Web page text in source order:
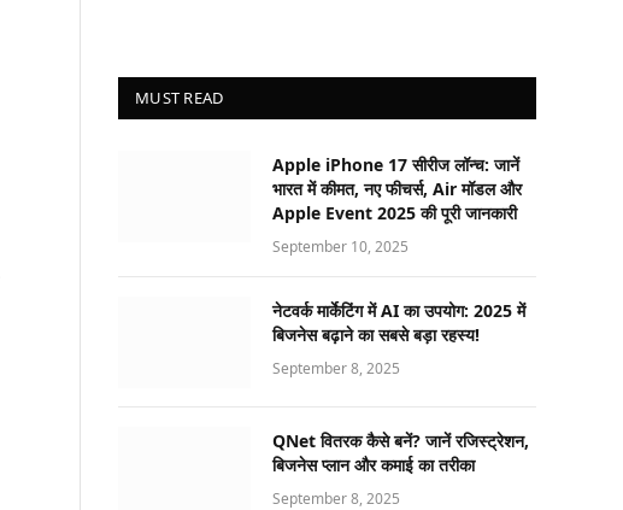
MUST READ
Apple iPhone 17 सीरीज लॉन्च: जानें
भारत में कीमत, नए फीचर्स, Air मॉडल और
Apple Event 2025 की पूरी जानकारी
September 10, 2025
नेटवर्क मार्केटिंग में AI का उपयोग: 2025 में
बिजनेस बढ़ाने का सबसे बड़ा रहस्य!
September 8, 2025
QNet वितरक कैसे बनें? जानें रजिस्ट्रेशन,
बिजनेस प्लान और कमाई का तरीका
September 8, 2025